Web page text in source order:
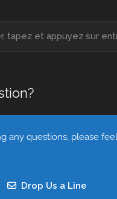
any questions, please
Drop Us a Line